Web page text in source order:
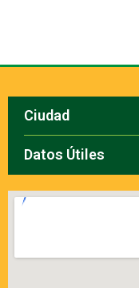
Ciudad
Datos Útiles